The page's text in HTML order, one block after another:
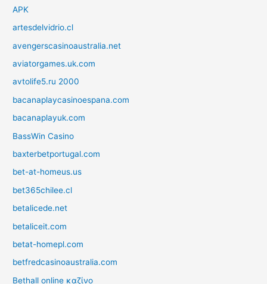
APK
artesdelvidrio.cl
avengerscasinoaustralia.net
aviatorgames.uk.com
avtolife5.ru 2000
bacanaplaycasinoespana.com
bacanaplayuk.com
BassWin Casino
baxterbetportugal.com
bet-at-homeus.us
bet365chilee.cl
betalicede.net
betaliceit.com
betat-homepl.com
betfredcasinoaustralia.com
Bethall online καζίνο